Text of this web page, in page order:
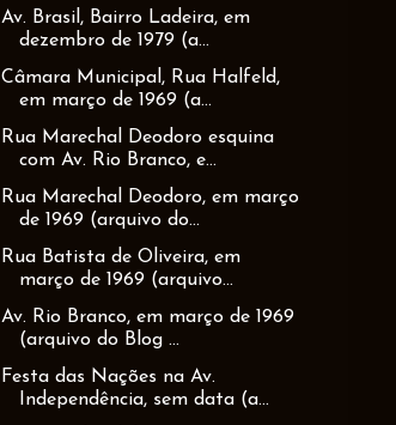
Av. Brasil, Bairro Ladeira, em
dezembro de 1979 (a...
Câmara Municipal, Rua Halfeld,
em março de 1969 (a...
Rua Marechal Deodoro esquina
com Av. Rio Branco, e...
Rua Marechal Deodoro, em março
de 1969 (arquivo do...
Rua Batista de Oliveira, em
março de 1969 (arquivo...
Av. Rio Branco, em março de 1969
(arquivo do Blog ...
Festa das Nações na Av.
Independência, sem data (a...